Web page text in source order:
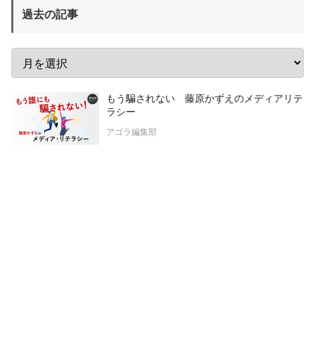
過去の記事
もう騙されない 藤原かずえのメディアリテ
ラシー
アゴラ編集部